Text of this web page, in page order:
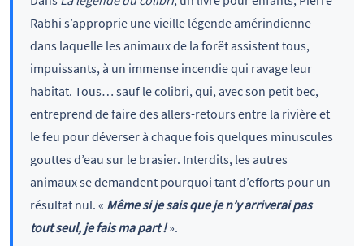
Rabhi s’approprie une vieille légende amérindienne
dans laquelle les animaux de la forêt assistent tous,
impuissants, à un immense incendie qui ravage leur
habitat. Tous… sauf le colibri, qui, avec son petit bec,
entreprend de faire des allers-retours entre la rivière et
le feu pour déverser à chaque fois quelques minuscules
gouttes d’eau sur le brasier. Interdits, les autres
animaux se demandent pourquoi tant d’efforts pour un
résultat nul. « Même si je sais que je n’y arriverai pas
tout seul, je fais ma part !».